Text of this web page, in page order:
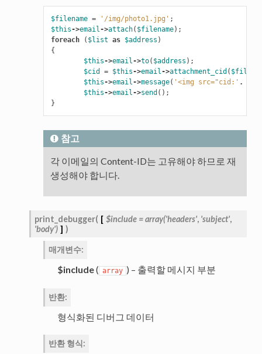
$filename = '/img/photo1.jpg' ;
$this->email->attach( $filename);
foreach
( $list as $address )
{
$this->email->to( $address );
$cid
= $this->email->attachment_cid (
$this->email->message( '<img src="cid:' .
$this->email->send ();
}
참고
각 이메일의 Content-ID는 고유해야 하므로 재
생성해야 합니다.
print_debugger( [ $include =array('headers', 'subject',
'body') ] )
매개변수:
$include( array ) – 출력할 메시지 부분
반환:
형식화된 디버그 데이터
반환 형식: